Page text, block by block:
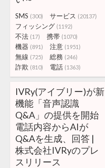
SMS (300) サービス (20137)
フィッシング (1192)
不法 (17) 携帯 (1070)
機器 (891) 注意 (1951)
無線 (725) 総務 (246)
詐欺 (810) 電話 (1363)
IVRy(アイブリー)が新
機能「音声認識
Q&A」の提供を開始
電話内容からAIが
Q&Aを生成、回答 |
株式会社IVRyのプレ
スリリース